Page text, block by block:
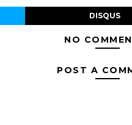
DISQUS
NO
POST A